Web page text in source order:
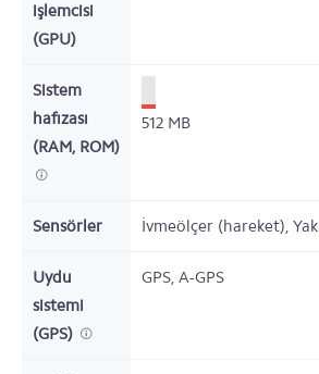
işlemcisi
(GPU)
Sistem
hafızası
(RAM, ROM)
512 MB
Sensörler İvmeölçer (hareket),
Uydu
sistemi
(GPS)
GPS, A-GPS